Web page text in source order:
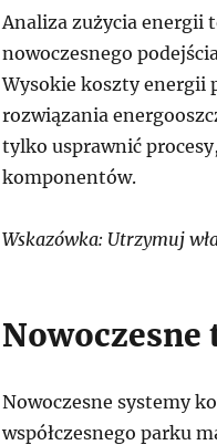
Analiza zużycia energii
nowoczesnego
Wysokie koszty energii
rozwiązania
tylko usprawnić
komponentów.
Wskazówka: Utrzymuj
Nowoczesne systemy
współczesnego parku